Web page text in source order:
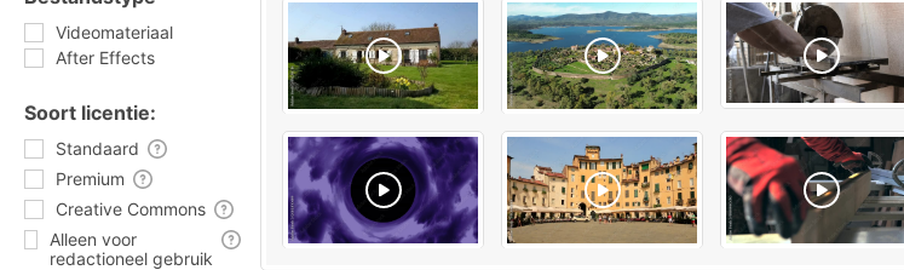
Videomateriaal
After Effects
Soort licentie:
Standaard
Premium
Creative Commons
Alleen voor
redactioneel gebruik